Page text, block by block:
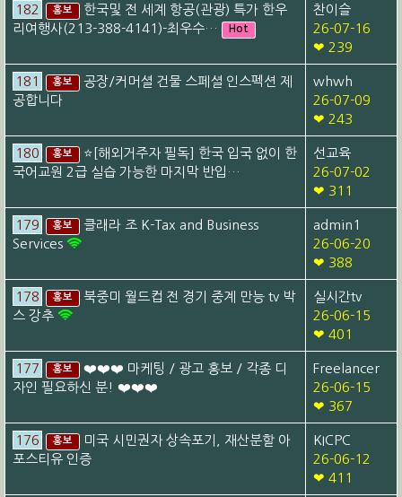
182 홍보
한국및 전 세계 항공(관광) 특가 한우
리여행사(213-388-4141)-최우수…
Hot
찬이슬
26-07-16
❤ 239
181 홍보
공장/커머셜 건물 스페셜 인스펙션 제
공합니다
whwh
26-07-09
❤ 243
180 홍보
⭐[해외거주자 필독] 한국 입국 없이 한
국어교원 2급 실습 가능한 마지막 반입…
선교육
26-07-02
❤ 311
179 홍보
클래라 조 K-Tax and Business
Services
admin1
26-06-20
❤ 388
178 홍보
북중미 월드컵 전 경기 중계 만능 tv 박
스 강추
실시간tv
26-06-15
❤ 401
177 홍보
❤️❤️❤️ 마케팅 / 광고 홍보 / 각종 디
자인 필요하신 분! ❤️❤️❤️
Freelancer
26-06-15
❤ 367
176 홍보
미국 시민권자 상속포기, 재산분할 아
포스티유 인증
KICPC
26-06-12
❤ 411